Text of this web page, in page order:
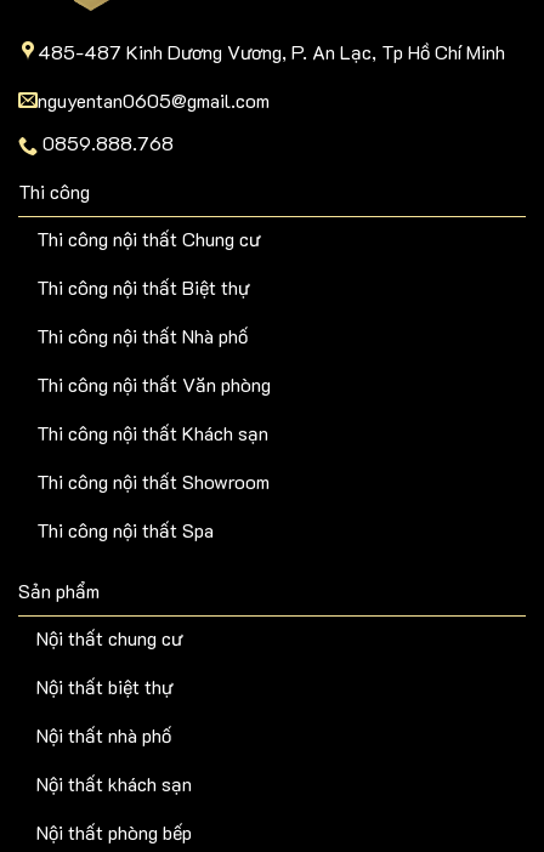
485-487 Kinh Dương Vương, P. An Lạc, Tp Hồ Chí Minh
nguyentan0605@gmail.com
0859.888.768
Thi công
Thi công nội thất Chung cư
Thi công nội thất Biệt thự
Thi công nội thất Nhà phố
Thi công nội thất Văn phòng
Thi công nội thất Khách sạn
Thi công nội thất Showroom
Thi công nội thất Spa
Sản phẩm
Nội thất chung cư
Nội thất biệt thự
Nội thất nhà phố
Nội thất khách sạn
Nội thất phòng bếp